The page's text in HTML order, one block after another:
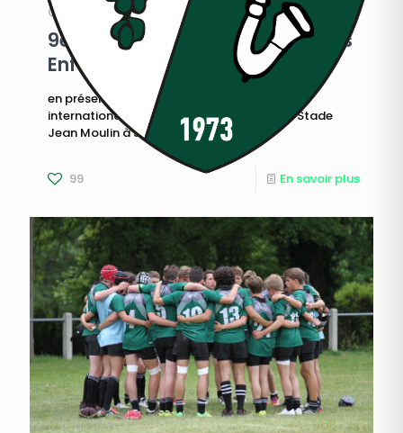
1 juin 2015
9e Tournoi de rugby caritatif Les
Enfants de l’Ovale 2015
en présence de Philippe Sella et d’anciens
internationaux DIMANCHE 14 JUIN 2015 Au Stade
Jean Moulin à Suresnes de 8h30
99 En savoir plus